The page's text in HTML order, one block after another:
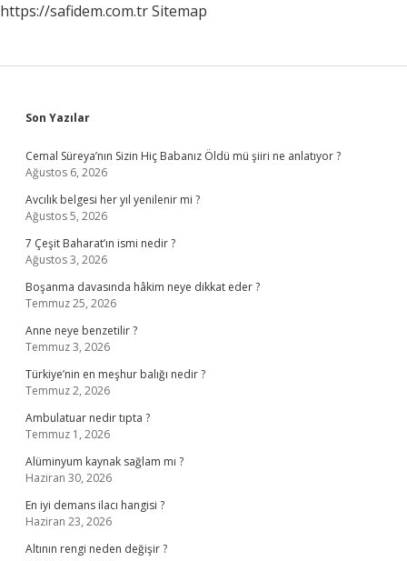
https://safidem.com.trSitemap
Sidebar
Son Yazılar
Cemal Süreya’nın Sizin Hiç Babanız Öldü mü şiiri ne anlatıyor ?
Ağustos 6, 2026
Avcılık belgesi her yıl yenilenir mi ?
Ağustos 5, 2026
7 Çeşit Baharat’ın ismi nedir ?
Ağustos 3, 2026
Boşanma davasında hâkim neye dikkat eder ?
Temmuz 25, 2026
Anne neye benzetilir ?
Temmuz 3, 2026
Türkiye’nin en meşhur balığı nedir ?
Temmuz 2, 2026
Ambulatuar nedir tıpta ?
Temmuz 1, 2026
Alüminyum kaynak sağlam mı ?
Haziran 30, 2026
En iyi demans ilacı hangisi ?
Haziran 23, 2026
Altının rengi neden değişir ?